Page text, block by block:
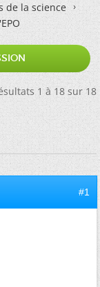
de la science
1 à 18 sur 18
#1